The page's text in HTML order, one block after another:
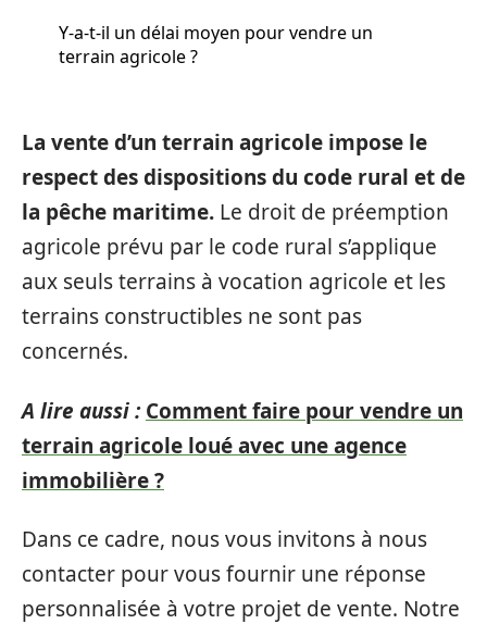
Y-a-t-il un délai moyen pour vendre un
terrain agricole ?
La vente d’un terrain agricole impose le
respect des dispositions du code rural et de
la pêche maritime. Le droit de préemption
agricole prévu par le code rural s’applique
aux seuls terrains à vocation agricole et les
terrains constructibles ne sont pas
concernés.
A lire aussi : Comment faire pour vendre un
terrain agricole loué avec une agence
immobilière ?
Dans ce cadre, nous vous invitons à nous
contacter pour vous fournir une réponse
personnalisée à votre projet de vente. Notre